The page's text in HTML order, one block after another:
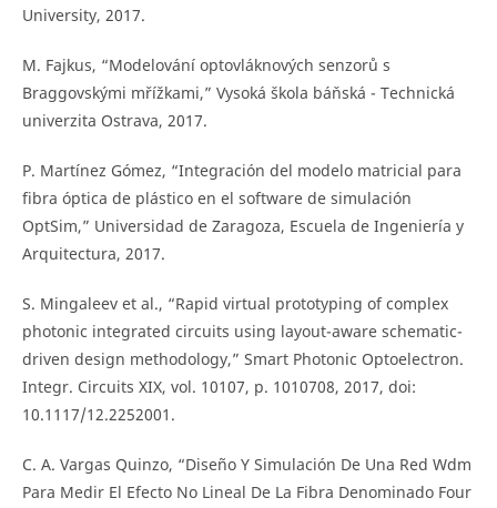
University, 2017.
M. Fajkus, “Modelování optovláknových senzorů s
Braggovskými mřížkami,” Vysoká škola báňská - Technická
univerzita Ostrava, 2017.
P. Martínez Gómez, “Integración del modelo matricial para
fibra óptica de plástico en el software de simulación
OptSim,” Universidad de Zaragoza, Escuela de Ingeniería y
Arquitectura, 2017.
S. Mingaleev et al., “Rapid virtual prototyping of complex
photonic integrated circuits using layout-aware schematic-
driven design methodology,” Smart Photonic Optoelectron.
Integr. Circuits XIX, vol. 10107, p. 1010708, 2017, doi:
10.1117/12.2252001.
C. A. Vargas Quinzo, “Diseño Y Simulación De Una Red Wdm
Para Medir El Efecto No Lineal De La Fibra Denominado Four